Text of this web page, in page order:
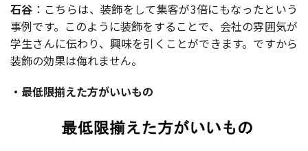
石谷 ：こちらは、装飾をして集客が3倍にもなったという
事例です。このように装飾をすることで、会社の雰囲気が
学生さんに伝わり、興味を引くことができます。ですから
装飾の効果は侮れません。
・最低限揃えた方がいいもの